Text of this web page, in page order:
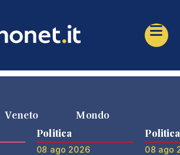
Veneto Mondo
Politica
08 ago 2026
Politica
08 ago